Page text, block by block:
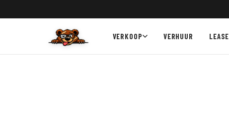
VERKOOP VERHUUR LEASE